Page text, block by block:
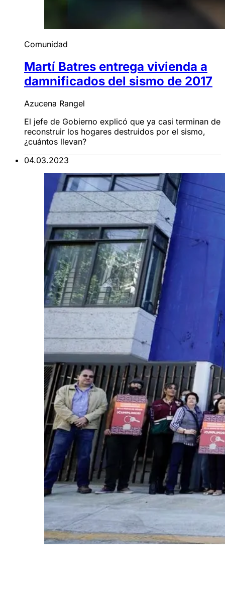
Comunidad
Martí Batres entrega vivienda a
damnificados del sismo de 2017
Azucena Rangel
El jefe de Gobierno explicó que ya casi terminan de
reconstruir los hogares destruidos por el sismo,
¿cuántos llevan?
04.03.2023